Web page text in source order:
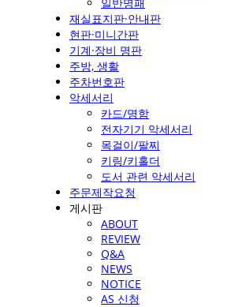
재실표지판·안내판
현판·미니간판
기계·장비 명판
주방, 생활
주차번호판
악세서리
카드/명함
전자기기 악세서리
목걸이/팔찌
키링/키홀더
도서 관련 악세서리
주문제작요청
게시판
ABOUT
REVIEW
Q&A
NEWS
NOTICE
AS 신청